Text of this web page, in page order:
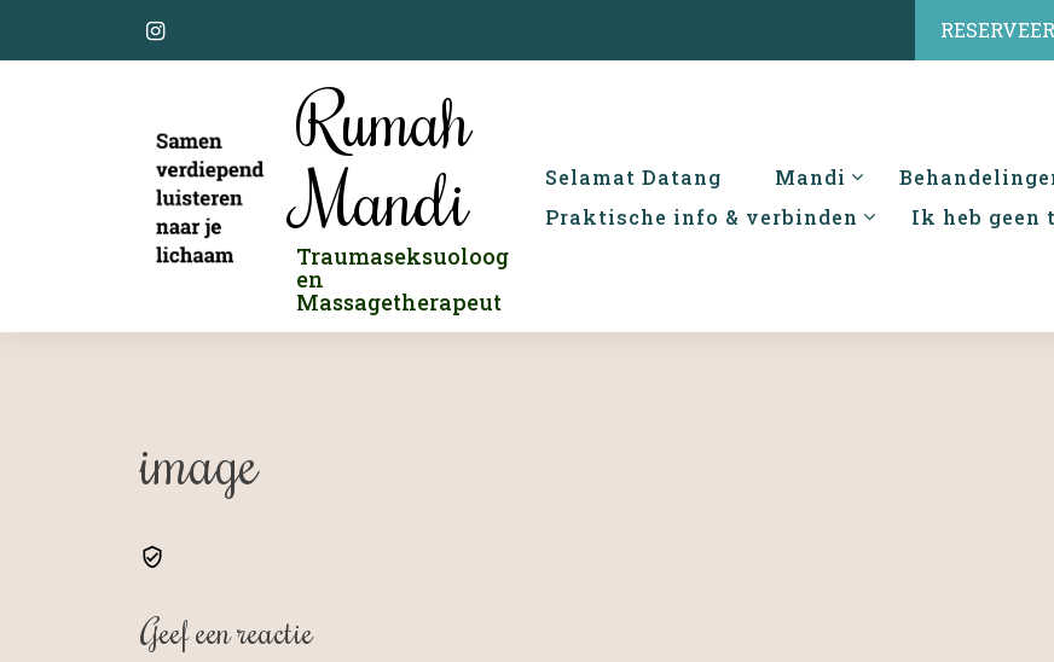
content
Rumah
Mandi
Traumaseksuoloog
en
Massagetherapeut
Selamat Datang Mandi
Praktische info & verbinden
Ik heb geen
image
Geef een reactie